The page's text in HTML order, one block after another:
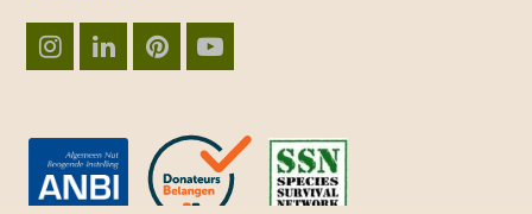
Instagram
LinkedInPinterestYouTube